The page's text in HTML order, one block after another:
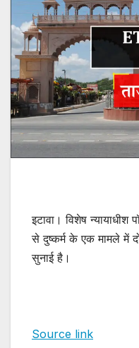
इटावा। विशेष न्यायाधीश
से दुष्कर्म के एक मामले में
सुनाई है।
Source link